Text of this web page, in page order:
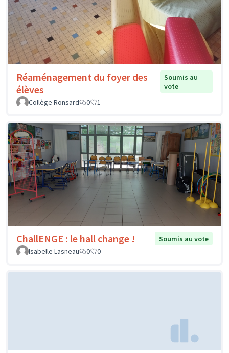
Réaménagement du foyer des
élèves
Soumis au
vote
Collège Ronsard
0 1
ChallENGE : le hall change !
Soumis au vote
Isabelle Lasneau
0 0